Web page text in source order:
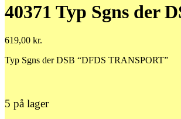
40371 Typ Sgns der
619,00 kr.
Typ Sgns der DSB “DFDS TRANSPORT”
5 på lager